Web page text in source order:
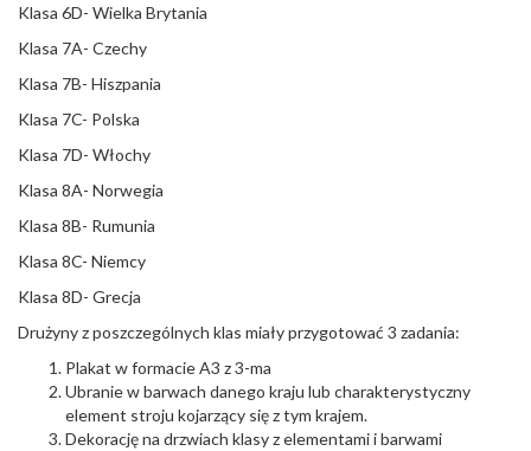
Klasa 6D- Wielka Brytania
Klasa 7A- Czechy
Klasa 7B- Hiszpania
Klasa 7C- Polska
Klasa 7D- Włochy
Klasa 8A- Norwegia
Klasa 8B- Rumunia
Klasa 8C- Niemcy
Klasa 8D- Grecja
Drużyny z poszczególnych klas miały przygotować 3 zadania:
Plakat w formacie A3 z 3-ma
Ubranie w barwach danego kraju lub charakterystyczny
element stroju kojarzący się z tym krajem.
Dekorację na drzwiach klasy z elementami i barwami